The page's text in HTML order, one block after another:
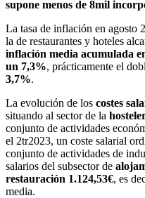
supone menos de 8mil
La tasa de inflación en agosto
la de restaurantes y hoteles
inflación media acumulada
un 7,3%, prácticamente el
3,7%.
La evolución de los costes
situando al sector de la
conjunto de actividades
el 2tr2023, un coste salarial
conjunto de actividades de
salarios del subsector de
restauración 1.124,53€, es
media.